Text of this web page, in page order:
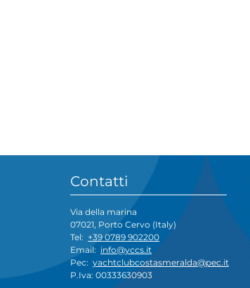
Contatti
Via della marina
07021, Porto Cervo (Italy)
Tel: +39 0789 902200
Email: info@yccs.it
Pec: yachtclubcostasmeralda@pec.it
P.Iva: 00333630903